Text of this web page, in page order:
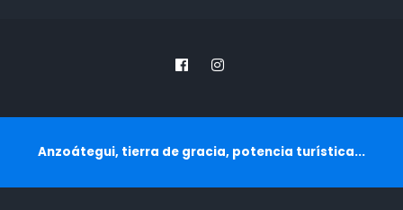
Anzoátegui, tierra de gracia, potencia turística...